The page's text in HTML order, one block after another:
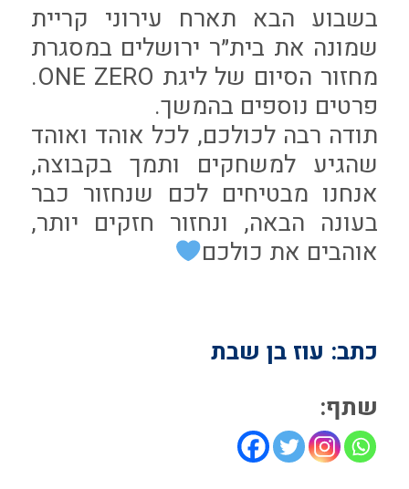
בשבוע הבא תארח עירוני קריית
שמונה את בית״ר ירושלים במסגרת
מחזור הסיום של ליגת ONE ZERO.
פרטים נוספים בהמשך.
תודה רבה לכולכם, לכל אוהד ואוהד
שהגיע למשחקים ותמך בקבוצה,
אנחנו מבטיחים לכם שנחזור כבר
בעונה הבאה, ונחזור חזקים יותר,
אוהבים את כולכם
כתב: עוז בן שבת
שתף: